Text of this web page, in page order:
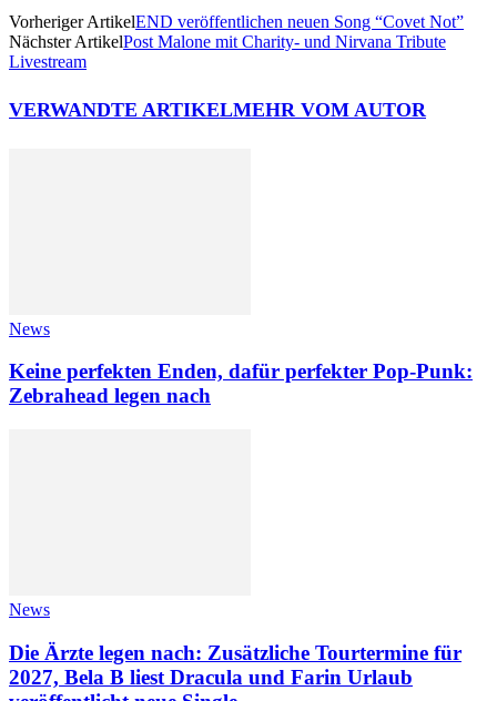
Vorheriger ArtikelEND veröffentlichen neuen Song “Covet Not”
Nächster ArtikelPost Malone mit Charity- und Nirvana Tribute
Livestream
VERWANDTE ARTIKELMEHR VOM AUTOR
News
Keine perfekten Enden, dafür perfekter Pop-Punk:
Zebrahead legen nach
News
Die Ärzte legen nach: Zusätzliche Tourtermine für
2027, Bela B liest Dracula und Farin Urlaub